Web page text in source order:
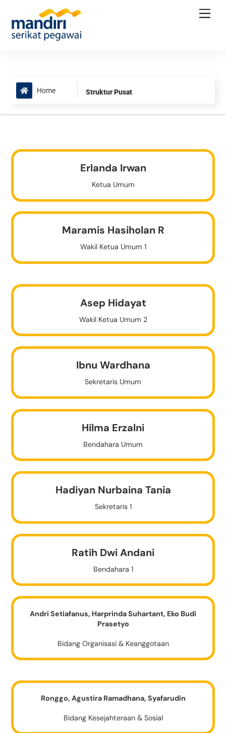
content
Home Struktur Pusat
Erlanda Irwan
Ketua Umum
Maramis Hasiholan R
Wakil Ketua Umum 1
Asep Hidayat
Wakil Ketua Umum 2
Ibnu Wardhana
Sekretaris Umum
Hilma Erzalni
Bendahara Umum
Hadiyan Nurbaina Tania
Sekretaris 1
Ratih Dwi Andani
Bendahara 1
Andri Setiafanus, Harprinda Suhartant, Eko Budi
Prasetyo
Bidang Organisasi & Keanggotaan
Ronggo, Agustira Ramadhana, Syafarudin
Bidang Kesejahteraan & Sosial